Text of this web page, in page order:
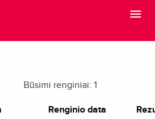
Būsimi renginiai: 1
Renginio data